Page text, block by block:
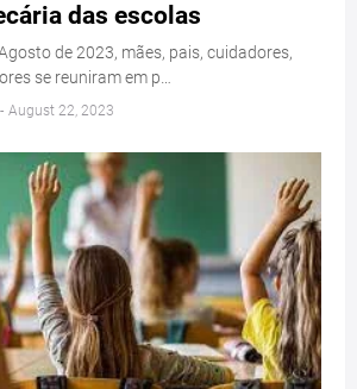
das escolas
de 2023, mães, pais, cuidadores,
se reuniram em p…
- August 22, 2023